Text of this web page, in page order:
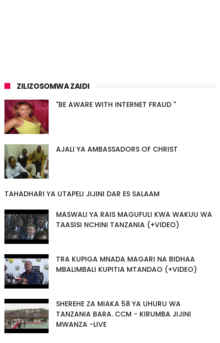
ZILIZOSOMWA ZAIDI
"BE AWARE WITH INTERNET FRAUD "
AJALI YA AMBASSADORS OF CHRIST
TAHADHARI YA UTAPELI JIJINI DAR ES SALAAM
MASWALI YA RAIS MAGUFULI KWA WAKUU WA
TAASISI NCHINI TANZANIA (+VIDEO)
TRA KUPIGA MNADA MAGARI NA BIDHAA
MBALIMBALI KUPITIA MTANDAO (+VIDEO)
SHEREHE ZA MIAKA 58 YA UHURU WA
TANZANIA BARA. CCM - KIRUMBA JIJINI
MWANZA -LIVE